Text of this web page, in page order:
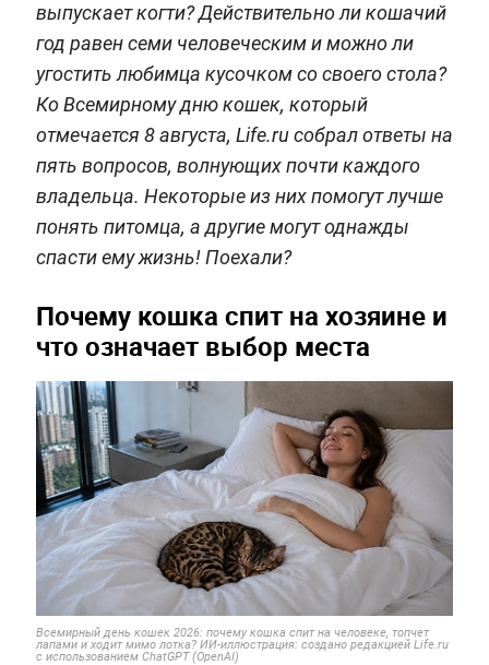
выпускает когти? Действительно ли кошачий
год равен семи человеческим и можно ли
угостить любимца кусочком со своего стола?
Ко Всемирному дню кошек, который
отмечается 8 августа, Life.ru собрал ответы на
пять вопросов, волнующих почти каждого
владельца. Некоторые из них помогут лучше
понять питомца, а другие могут однажды
спасти ему жизнь! Поехали?
Почему кошка спит на хозяине и
что означает выбор места
Всемирный день кошек 2026: почему кошка спит на человеке, топчет
лапами и ходит мимо лотка? ИИ-иллюстрация: создано редакцией Life.ru
с использованием ChatGPT (OpenAI)